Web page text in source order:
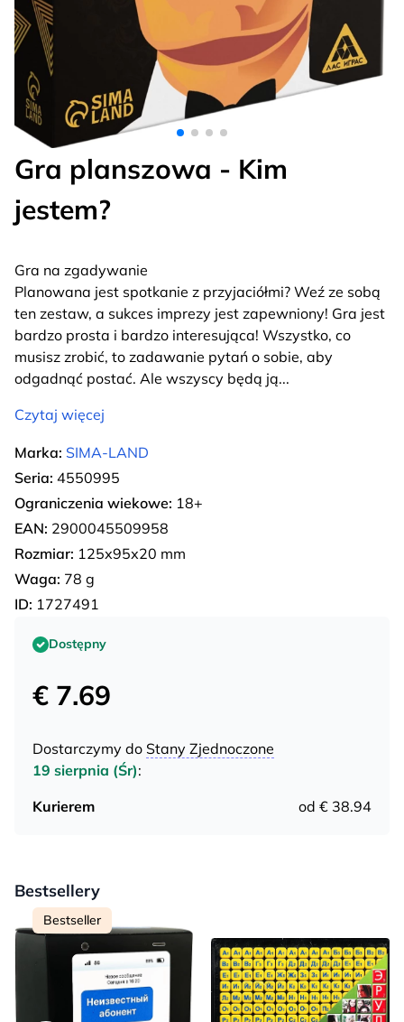
Gra planszowa - Kim
jestem?
Gra na zgadywanie
Planowana jest spotkanie z przyjaciółmi? Weź ze sobą
ten zestaw, a sukces imprezy jest zapewniony! Gra jest
bardzo prosta i bardzo interesująca! Wszystko, co
musisz zrobić, to zadawanie pytań o sobie, aby
odgadnąć postać. Ale wszyscy będą ją...
Czytaj więcej
Marka: SIMA-LAND
Seria: 4550995
Ograniczenia wiekowe: 18+
EAN: 2900045509958
Rozmiar: 125х95х20 mm
Waga: 78 g
ID: 1727491
Dostępny
€ 7.69
Dostarczymy do Stany Zjednoczone
19 sierpnia (Śr):
Kurierem
od € 38.94
Bestsellery
Bestseller